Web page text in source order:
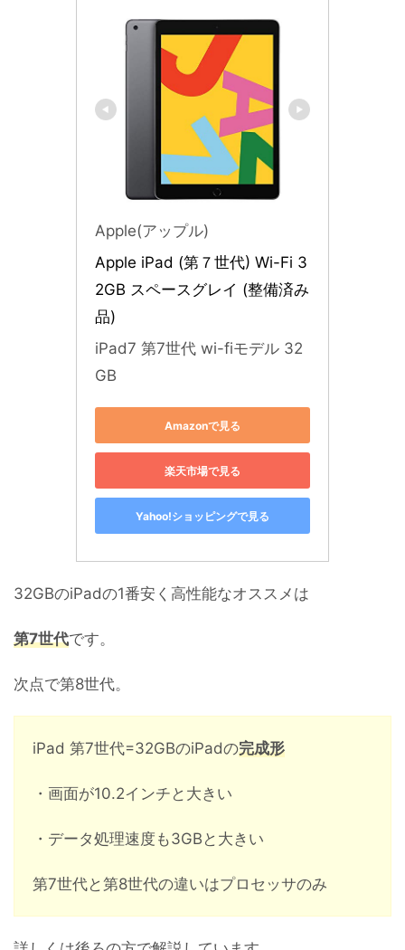
Apple(アップル)
Apple iPad (第７世代) Wi-Fi 3
2GB スペースグレイ (整備済み
品)
iPad7 第7世代 wi-fiモデル 32
GB
Amazonで見る
楽天市場で見る
Yahoo!ショッピングで見る
32GBのiPadの1番安く高性能なオススメは
第7世代です。
次点で第8世代。
iPad 第7世代=32GBのiPadの完成形
・画面が10.2インチと大きい
・データ処理速度も3GBと大きい
第7世代と第8世代の違いはプロセッサのみ